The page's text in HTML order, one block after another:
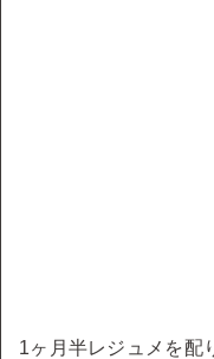
1ヶ月半レジュメを配